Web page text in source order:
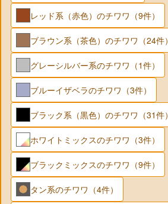
レッド系（赤色）のチワワ（9件）
ブラウン系（茶色）のチワワ（24件）
グレーシルバー系のチワワ（1件）
ブルーイザベラのチワワ（3件）
ブラック系（黒色）のチワワ（31件）
ホワイトミックスのチワワ（3件）
ブラックミックスのチワワ（9件）
タン系のチワワ（4件）